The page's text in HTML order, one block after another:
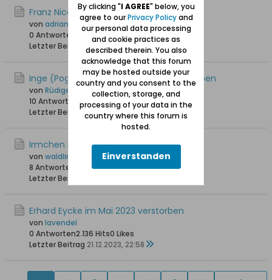
Franz Nicolaus ist verstorben +30.04.2024
von adrian
0 Antworten
1.937 Hits
0 Likes
Letzter Beitrag
13.05.2024, 19:08
Inge (Pogge 28) ist am 21.12.2023 verstorben
von Rüdiger S.
10 Antworten
5.039 Hits0 Likes
Letzter Beitrag 04.02.2024, 21:32
Irmchen ist am 13.07.2018 verstorben
von waldling +6.8.2023
8 Antworten
11.746 Hits0 Likes
Letzter Beitrag
Erhard Eycke im Mai 2023 verstorben
von lavendel
0 Antworten2.136 Hits0 Likes
Letzter Beitrag 21.12.2023, 22:58
By clicking "I AGREE" below, you
agree to ourPrivacy Policyand
our personal data processing
and cookie practices as
described therein. You also
acknowledge that this forum
may be hosted outside your
country and you consent to the
collection, storage, and
processing of your data in the
country where this forum is
hosted.
Einverstanden